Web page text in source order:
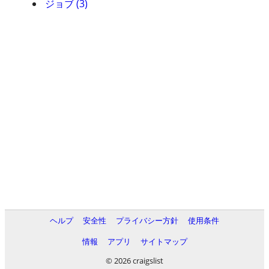
ジョブ (3)
ヘルプ 安全性 プライバシー方針
使用条件
情報
アプリ
サイトマップ
© 2026 craigslist